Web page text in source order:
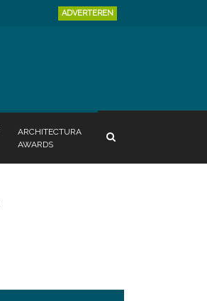
ADVERTEREN
ARCHITECTURA
AWARDS